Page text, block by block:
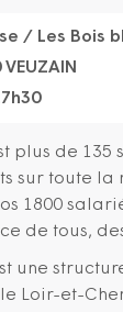
/ Les Bois
plus de
sur toute la
1800
de tous,
une
Loir-et-